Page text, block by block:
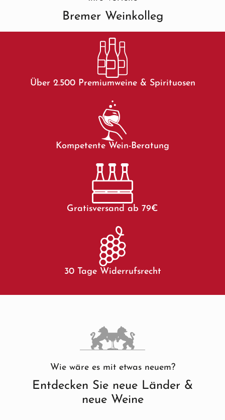
Bremer Weinkolleg
Über 2.500 Premiumweine & Spirituosen
Kompetente Wein-Beratung
Gratisversand ab 79€
30 Tage Widerrufsrecht
Wie wäre es mit etwas neuem?
Entdecken Sie neue Länder &
neue Weine